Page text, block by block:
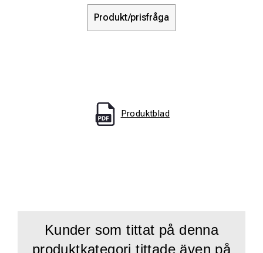
Produkt/prisfråga
Produktblad
Kunder som tittat på denna
produktkategori tittade även på